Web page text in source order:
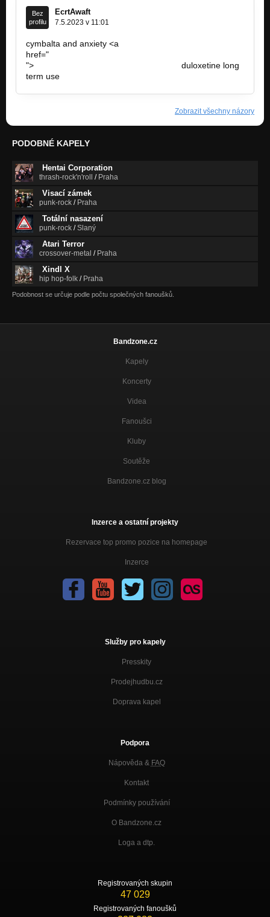
Bez
profilu
EcrtAwaft
7.5.2023 v 11:01
cymbalta and anxiety <a
href="
">
duloxetine long
term use
Zobrazit všechny názory
PODOBNÉ KAPELY
Hentai Corporation
thrash-rock'n'roll / Praha
Visací zámek
punk-rock / Praha
Totální nasazení
punk-rock /Slaný
Atari Terror
crossover-metal / Praha
Xindl X
hip hop-folk / Praha
Podobnost se určuje podle počtu společných fanoušků.
Bandzone.cz
Kapely
Koncerty
Videa
Fanoušci
Kluby
Soutěže
Bandzone.cz blog
Inzerce a ostatní projekty
Rezervace top promo pozice na homepage
Inzerce
Služby pro kapely
Presskity
Prodejhudbu.cz
Doprava kapel
Podpora
Nápověda & FAQ
Kontakt
Podmínky používání
O Bandzone.cz
Loga a dtp.
Registrovaných skupin
47 029
Registrovaných fanoušků